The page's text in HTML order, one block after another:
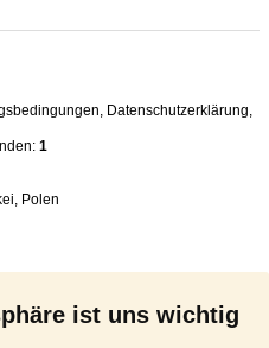
ist uns wichtig
, Datenschutzerklärung,
1
, Polen